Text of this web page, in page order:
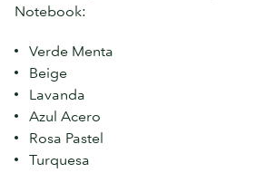
Notebook:
Verde Menta
Beige
Lavanda
Azul Acero
Rosa Pastel
Turquesa